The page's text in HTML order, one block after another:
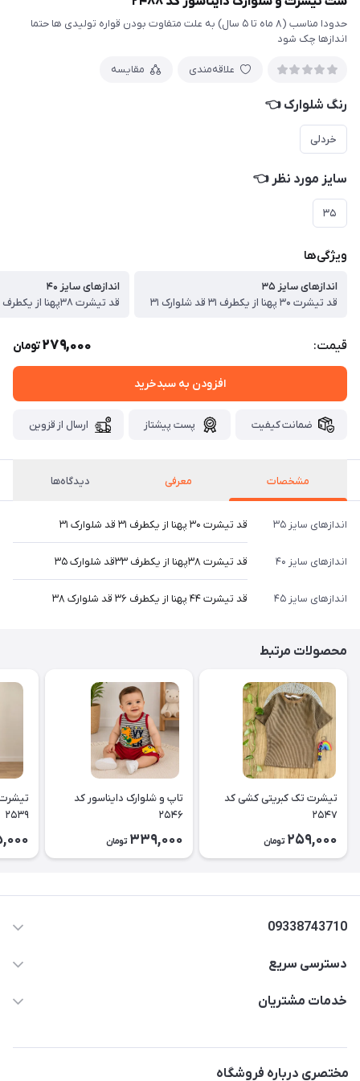
حدودا مناسب (۸ ماه تا ۵ سال) به علت متفاوت بودن قواره تولیدی ها حتما
اندازها چک شود
علاقه‌مندی مقایسه
رنگ شلوارک 👈
خردلی
سایز مورد نظر 👈
۳۵
ویژگی‌ها
اندازهای سایز ۳۵
قد تیشرت ۳۰ پهنا از یکطرف ۳۱ قد شلوارک ۳۱
اندازهای سایز ۴۰
قیمت: 279,000تومان
افزودن به سبدخرید
ضمانت کیفیت پست پیشتاز ارسال از قزوین
مشخصات معرفی دیدگاه‌ها
اندازهای سایز ۳۵ قد تیشرت ۳۰ پهنا از یکطرف ۳۱ قد شلوارک ۳۱
اندازهای سایز ۴۰ قد تیشرت ۳۸پهنا از یکطرف ۳۳قد شلوارک ۳۵
اندازهای سایز ۴۵ قد تیشرت ۴۴ پهنا از یکطرف ۳۶ قد شلوارک ۳۸
محصولات مرتبط
تیشرت تک کبریتی کشی کد
۲۵۴۷
259,000 تومان
تاپ و شلوارک دایناسور کد
۲۵۴۶
339,000 تومان
۲۵۳۹
09338743710
دسترسی سریع
حساب کاربری
لیست محصولات
خدمات مشتریان
مختصری درباره فروشگاه